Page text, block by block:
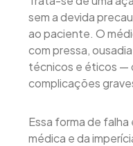
sem a devida
ao paciente. O
com pressa,
técnicos e éticos —
complicações
Essa forma de
médica e da